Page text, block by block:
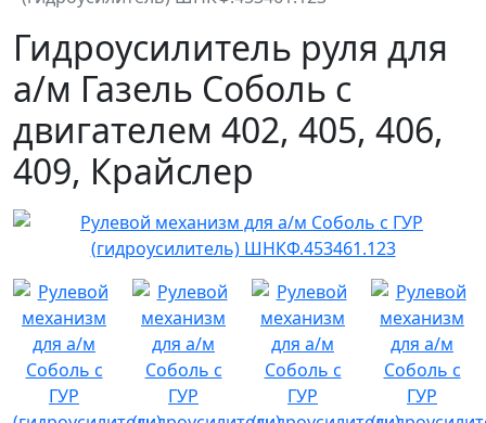
Гидроусилитель руля для
а/м Газель Соболь с
двигателем 402, 405, 406,
409, Крайслер